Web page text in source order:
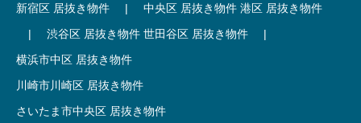
新宿区 居抜き物件
| 中央区 居抜き物件 港区 居抜き物件
|
渋谷区 居抜き物件 世田谷区 居抜き物件
|
横浜市中区 居抜き物件
川崎市川崎区 居抜き物件
さいたま市中央区 居抜き物件